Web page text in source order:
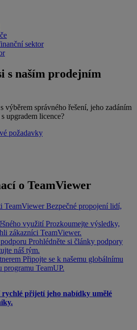
sektor
s naším prodejním
výběrem správného řešení, jeho zadáním
upgradem licence?
požadavky
o TeamViewer
TeamViewer Bezpečné propojení lidí,
využití Prozkoumejte výsledky,
zákazníci TeamViewer.
Prohlédněte si články podpory
náš tým.
Připojte se k našemu globálnímu
programu TeamUP.
rychlé přijetí jeho nabídky umělé